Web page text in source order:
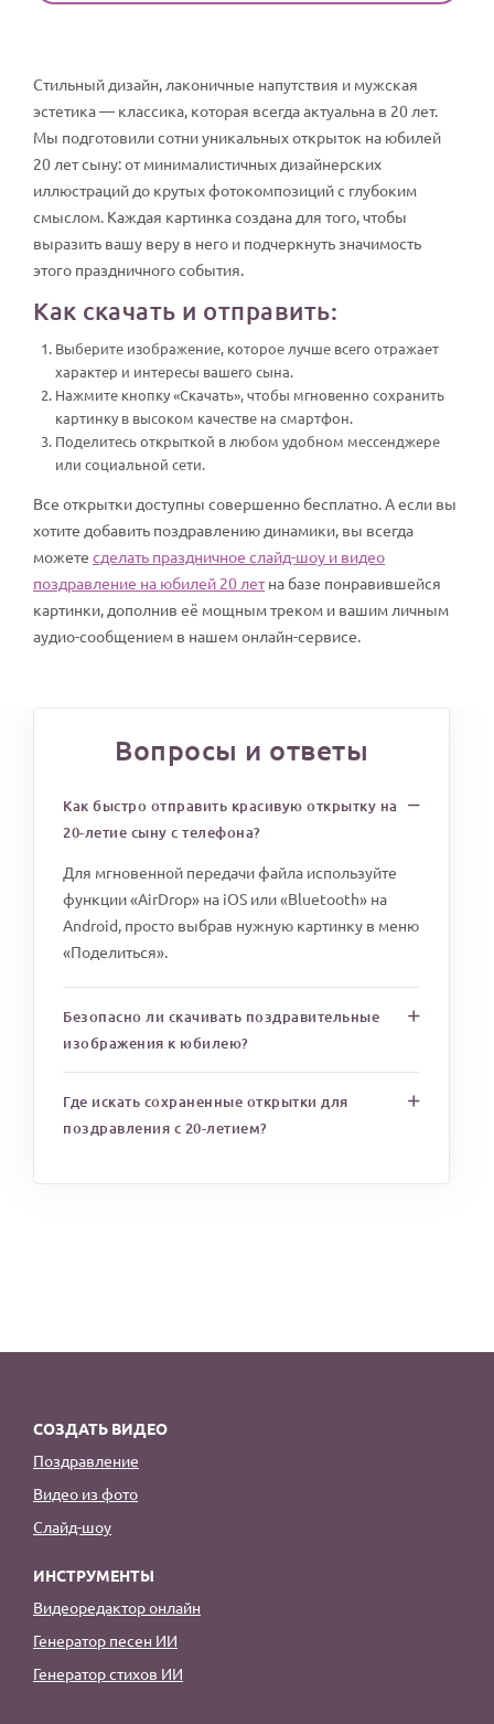
Стильный дизайн, лаконичные напутствия и мужская
эстетика — классика, которая всегда актуальна в 20 лет.
Мы подготовили сотни уникальных открыток на юбилей
20 лет сыну: от минималистичных дизайнерских
иллюстраций до крутых фотокомпозиций с глубоким
смыслом. Каждая картинка создана для того, чтобы
выразить вашу веру в него и подчеркнуть значимость
этого праздничного события.
Как скачать и отправить:
Выберите изображение, которое лучше всего отражает
характер и интересы вашего сына.
Нажмите кнопку «Скачать», чтобы мгновенно сохранить
картинку в высоком качестве на смартфон.
Поделитесь открыткой в любом удобном мессенджере
или социальной сети.
Все открытки доступны совершенно бесплатно. А если вы
хотите добавить поздравлению динамики, вы всегда
можете сделать праздничное слайд-шоу и видео
поздравление на юбилей 20 летна базе понравившейся
картинки, дополнив её мощным треком и вашим личным
аудио-сообщением в нашем онлайн-сервисе.
Вопросы и ответы
Как быстро отправить красивую открытку на
20-летие сыну с телефона?
Для мгновенной передачи файла используйте
функции «AirDrop» на iOS или «Bluetooth» на
Android, просто выбрав нужную картинку в меню
«Поделиться».
Безопасно ли скачивать поздравительные
изображения к юбилею?
Где искать сохраненные открытки для
поздравления с 20-летием?
СОЗДАТЬ ВИДЕО
Поздравление
Видео из фото
Слайд-шоу
ИНСТРУМЕНТЫ
Видеоредактор онлайн
Генератор песен ИИ
Генератор стихов ИИ